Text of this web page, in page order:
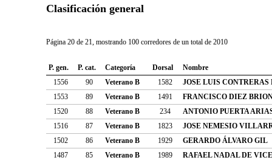
Clasificación general
Página 20 de 21, mostrando 100 corredores de un total de 2010
P. gen. P. cat. Categoría Dorsal
Nombre
1556
90 Veterano B 1582
JOSE LUIS CONTRERAS
1553
89 Veterano B 1491
FRANCISCO DIEZ
1520
88 Veterano B 234
ANTONIO PUERTA
1516
87 Veterano B 1823
JOSE NEMESIO
1502
86 Veterano B 1929
GERARDO ÁLVARO GIL
1487
85 Veterano B 1989
RAFAEL NADAL DE